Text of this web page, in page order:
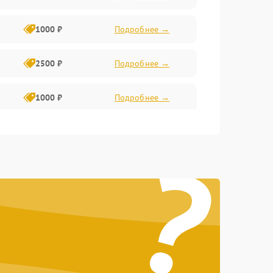
1000 ₽ Подробнее →
2500 ₽ Подробнее →
1000 ₽ Подробнее →
1000 ₽
Подробнее →
?